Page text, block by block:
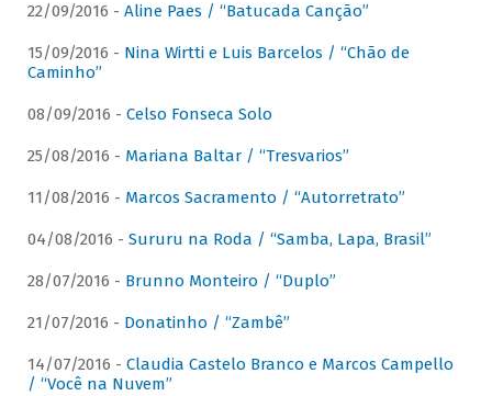
22/09/2016 - Aline Paes / “Batucada Canção”
15/09/2016 - Nina Wirtti e Luis Barcelos / “Chão de
Caminho”
08/09/2016 - Celso Fonseca Solo
25/08/2016 - Mariana Baltar / “Tresvarios”
11/08/2016 - Marcos Sacramento / “Autorretrato”
04/08/2016 - Sururu na Roda / “Samba, Lapa, Brasil”
28/07/2016 - Brunno Monteiro / “Duplo”
21/07/2016 - Donatinho / “Zambê”
14/07/2016 - Claudia Castelo Branco e Marcos Campello
/ “Você na Nuvem”